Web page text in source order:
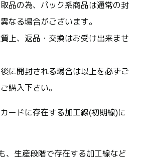
品の為、パック系商品は通常の封
なる場合がございます。
上、返品・交換はお受け出来ませ
に開封される場合は以上を必ずご
購入下さい。
カードに存在する加工線(初期線)に
、生産段階で存在する加工線など